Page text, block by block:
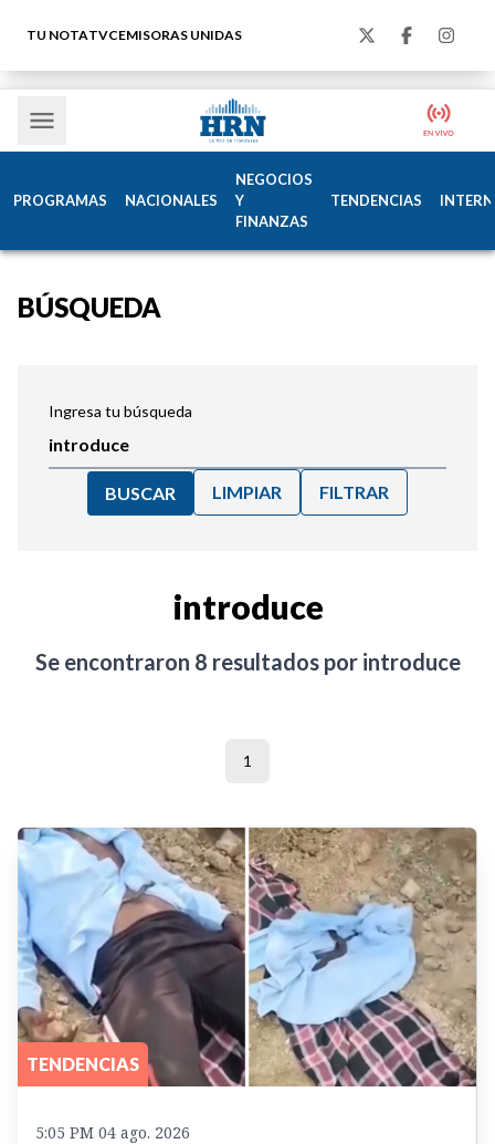
TU NOTATVCEMISORAS UNIDAS
PROGRAMAS NACIONALES
NEGOCIOS
Y
FINANZAS
TENDENCIAS
BÚSQUEDA
Ingresa tu búsqueda
BUSCAR LIMPIAR FILTRAR
introduce
Se encontraron 8 resultados por introduce
1
TENDENCIAS
5:05 PM 04 ago. 2026